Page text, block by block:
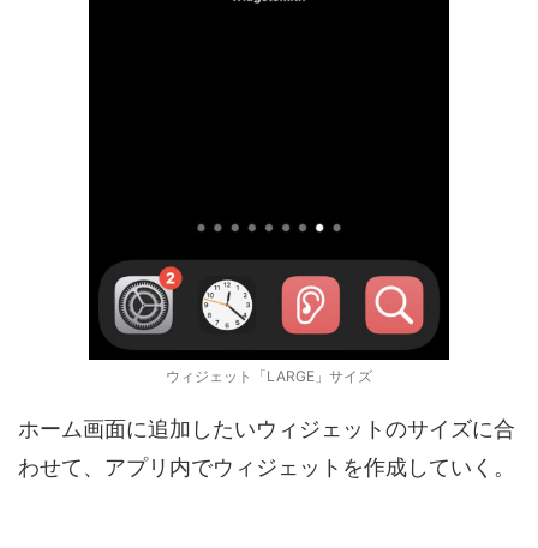
ウィジェット「LARGE」サイズ
ホーム画面に追加したいウィジェットのサイズに合
わせて、アプリ内でウィジェットを作成していく。